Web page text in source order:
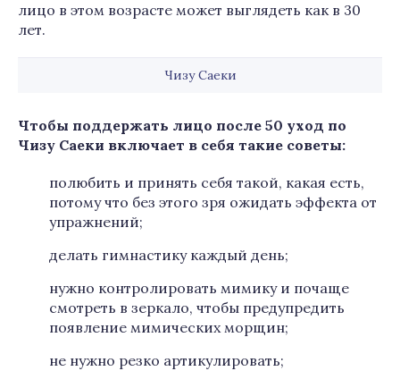
лицо в этом возрасте может выглядеть как в 30
лет.
Чизу Саеки
Чтобы поддержать лицо после 50 уход по
Чизу Саеки включает в себя такие советы:
полюбить и принять себя такой, какая есть,
потому что без этого зря ожидать эффекта от
упражнений;
делать гимнастику каждый день;
нужно контролировать мимику и почаще
смотреть в зеркало, чтобы предупредить
появление мимических морщин;
не нужно резко артикулировать;